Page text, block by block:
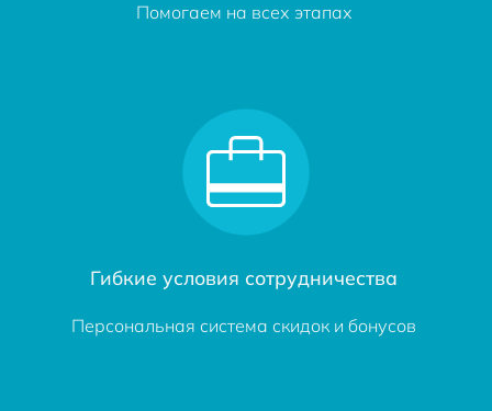
Помогаем на всех этапах
Гибкие условия сотрудничества
Персональная система скидок и бонусов